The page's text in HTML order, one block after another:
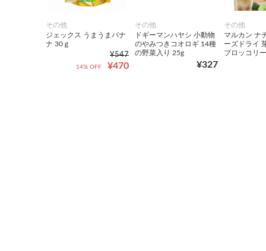
その他
ジェックス うまうまバナ
ナ 30ｇ
¥547
¥470
14% OFF
その他
ドギーマンハヤシ 小動物
のやみつきコオロギ 14種
の野菜入り 25g
¥327
その他
マルカン ナ
ーズドライ
ブロッコリー